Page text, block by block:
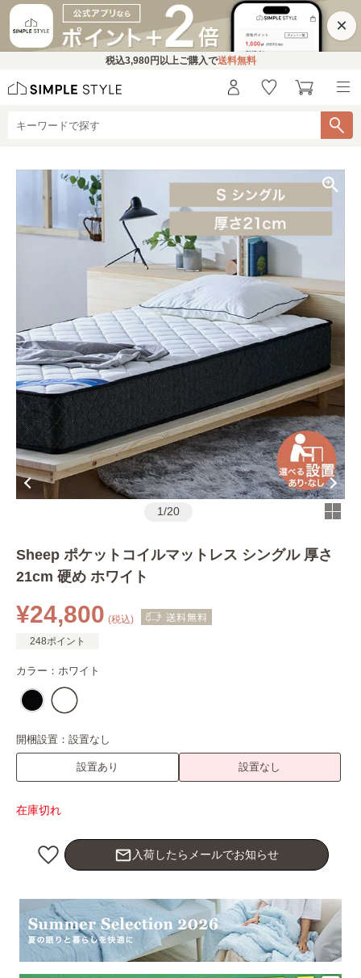
×
税込3,980円 以上ご購入で送料無料
1/20
Sheep ポケットコイルマットレス シングル 厚さ
21cm 硬め ホワイト
¥24,800 (税込)
248ポイント
カラー： ホワイト
開梱設置： 設置なし
設置あり 設置なし
在庫切れ
mail_outline 入荷したらメールでお知らせ